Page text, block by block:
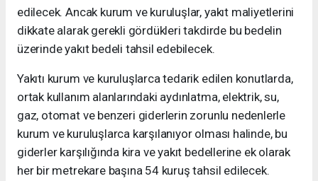
edilecek. Ancak kurum ve kuruluşlar, yakıt maliyetlerini
dikkate alarak gerekli gördükleri takdirde bu bedelin
üzerinde yakıt bedeli tahsil edebilecek.
Yakıtı kurum ve kuruluşlarca tedarik edilen konutlarda,
ortak kullanım alanlarındaki aydınlatma, elektrik, su,
gaz, otomat ve benzeri giderlerin zorunlu nedenlerle
kurum ve kuruluşlarca karşılanıyor olması halinde, bu
giderler karşılığında kira ve yakıt bedellerine ek olarak
her bir metrekare başına 54 kuruş tahsil edilecek.